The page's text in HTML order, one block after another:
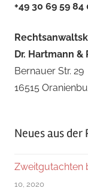
+49 30 69 59 84
Dr. Hartmann &
Bernauer Str. 29
16515
Neues aus der
Zweitgutachten
10, 2020